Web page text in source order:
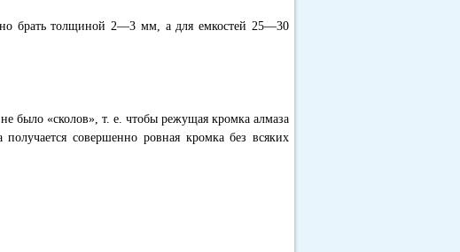
брать толщиной 2—3 мм, а для емкостей 25—30
было «сколов», т. е. чтобы режущая кромка алмаза
совершенно ровная кромка без всяких